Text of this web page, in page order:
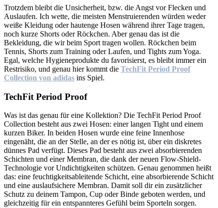
Trotzdem bleibt die Unsicherheit, bzw. die Angst vor Flecken und
Auslaufen. Ich wette, die meisten Menstruierenden würden weder
weiße Kleidung oder hautenge Hosen während ihrer Tage tragen,
noch kurze Shorts oder Röckchen. Aber genau das ist die
Bekleidung, die wir beim Sport tragen wollen. Röckchen beim
Tennis, Shorts zum Training oder Laufen, und Tights zum Yoga.
Egal, welche Hygieneprodukte du favorisierst, es bleibt immer ein
Restrisiko, und genau hier kommt die TechFit Period Proof
Collection von adidas ins Spiel.
TechFit Period Proof
Was ist das genau für eine Kollektion? Die TechFit Period Proof
Collection besteht aus zwei Hosen: einer langen Tight und einem
kurzen Biker. In beiden Hosen wurde eine feine Innenhose
eingenäht, die an der Stelle, an der es nötig ist, über ein diskretes
dünnes Pad verfügt. Dieses Pad besteht aus zwei absorbierenden
Schichten und einer Membran, die dank der neuen Flow-Shield-
Technologie vor Undichtigkeiten schützen. Genau genommen heißt
das: eine feuchtigkeitsableitende Schicht, eine absorbierende Schicht
und eine auslaufsichere Membran. Damit soll dir ein zusätzlicher
Schutz zu deinem Tampon, Cup oder Binde geboten werden, und
gleichzeitig für ein entspannteres Gefühl beim Sporteln sorgen.